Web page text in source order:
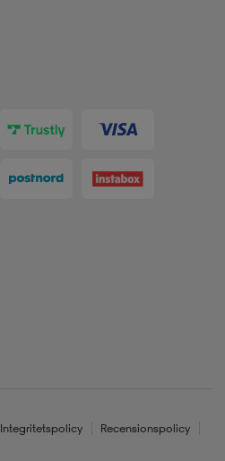
Integritetspolicy
Recensionspolicy